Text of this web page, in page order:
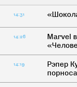
14:31
14:26
Marvel
14:19
Рэпер